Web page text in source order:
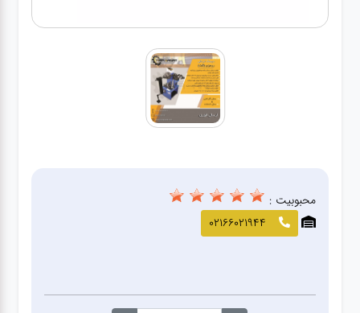
دیاگ
لوازم
معاینه
محبوبیت :
02166021944